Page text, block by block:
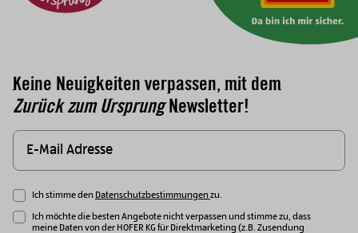
Keine Neuigkeiten verpassen, mit dem
Zurück zum UrsprungNewsletter!
Ich stimme den Datenschutzbestimmungenzu.
Ich möchte die besten Angebote nicht verpassen und stimme zu, dass
meine Daten von der HOFER KG für Direktmarketing (z.B. Zusendung